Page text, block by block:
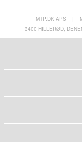
MTP.DK APS |
3400 HILLERØD,